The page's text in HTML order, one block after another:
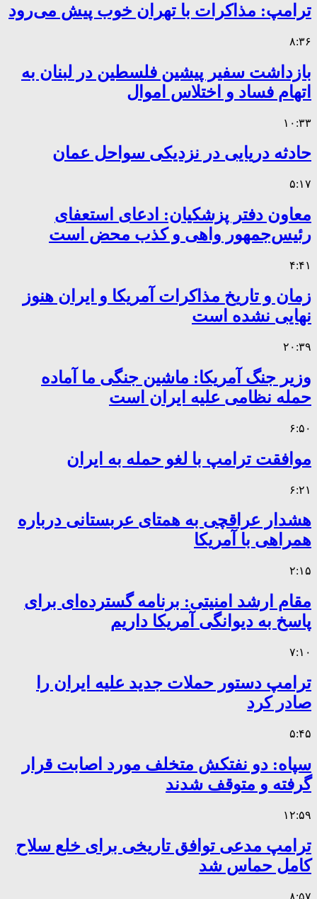
ترامپ: مذاکرات با تهران خوب پیش می‌رود
۸:۳۶
بازداشت سفیر پیشین فلسطین در لبنان به
اتهام فساد و اختلاس اموال
۱۰:۳۳
حادثه دریایی در نزدیکی سواحل عمان
۵:۱۷
معاون دفتر پزشکیان: ادعای استعفای
رئیس‌جمهور واهی و کذب محض است
۴:۴۱
زمان و تاریخ مذاکرات آمریکا و ایران هنوز
نهایی نشده است
۲۰:۳۹
وزیر جنگ آمریکا: ماشین جنگی ما آماده
حمله نظامی علیه ایران است
۶:۵۰
موافقت ترامپ با لغو حمله به ایران
۶:۲۱
هشدار عراقچی به همتای عربستانی درباره
همراهی با آمریکا
۲:۱۵
مقام ارشد امنیتی: برنامه گسترده‌ای برای
پاسخ به دیوانگی آمریکا داریم
۷:۱۰
ترامپ دستور حملات جدید علیه ایران را
صادر کرد
۵:۴۵
سپاه: دو نفتکش متخلف مورد اصابت قرار
گرفته و متوقف شدند
۱۲:۵۹
ترامپ مدعی توافق تاریخی برای خلع سلاح
کامل حماس شد
۸:۵۷